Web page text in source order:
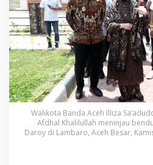
Walikota Banda Aceh Illiza
Afdhal Khalilullah meninjau
Daroy di Lambaro, Aceh Besar,